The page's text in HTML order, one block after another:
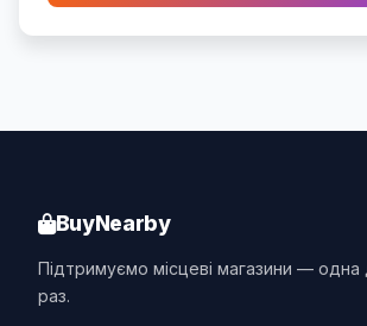
BuyNearby
Підтримуємо місцеві магазини — одна
раз.